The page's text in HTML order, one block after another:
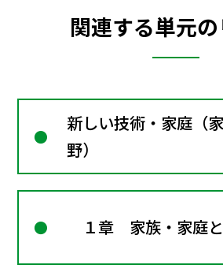
関連する単元
新しい技術・家庭（
野）
１章 家族・家庭